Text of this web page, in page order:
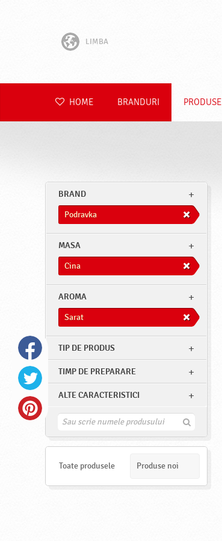
LIMBA
Hrvatski
Polski
HOME BRANDURI PRODUSE
BRAND
Podravka
MASA
Cina
AROMA
Sarat
TIP DE PRODUS
TIMP DE PREPARARE
ALTE CARACTERISTICI
G
e
Toate produsele Produse noi